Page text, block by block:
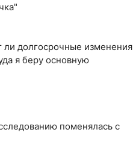
ли долгосрочные изменения
я беру основную
поменялась с